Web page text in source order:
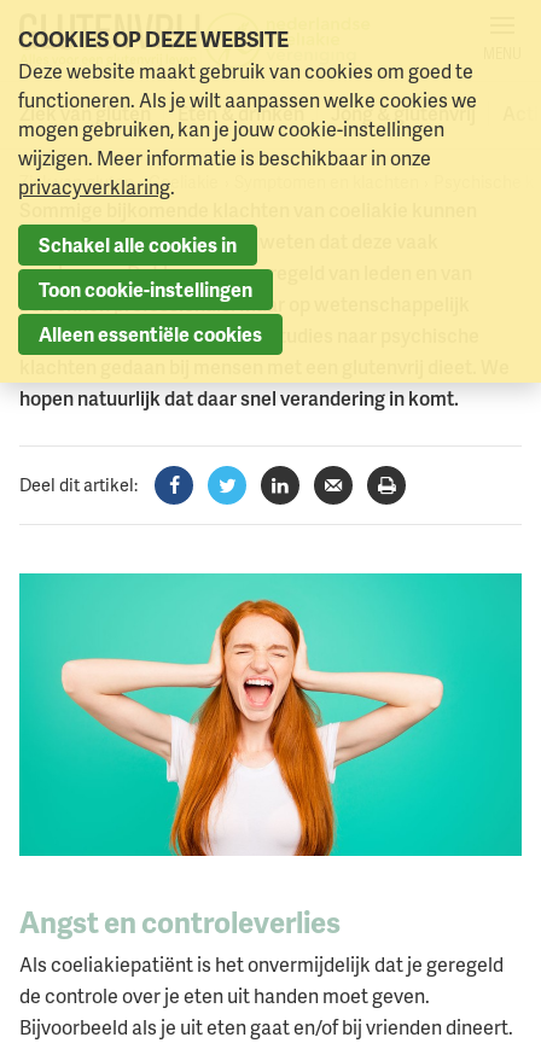
Naar menu Naar hoofdinhoud
Ziek van gluten Eten & drinken Jong & glutenvrij
Ziek van gluten Coeliakie
SYMPTOMEN EN KLACHTEN
Psychische klachten bij
volwassenen
psychisch van aard zijn. We weten dat deze vaak
voorkomen. Dat horen we geregeld van leden en van
betrokken professionals. Maar op wetenschappelijk
gebied zijn er nog niet zoveel studies naar psychische
hopen natuurlijk dat daar snel verandering in komt.
Deel dit artikel:
Facebook
TwitterLinkedInVerzenden
Printen
Angst en controleverlies
Als coeliakiepatiënt is het onvermijdelijk dat je geregeld
de controle over je eten uit handen moet geven.
Bijvoorbeeld als je uit eten gaat en/of bij vrienden dineert.
COOKIES OP DEZE WEBSITE
Deze website maakt gebruik van cookies om goed te
functioneren. Als je wilt aanpassen welke cookies we
mogen gebruiken, kan je jouw cookie-instellingen
wijzigen. Meer informatie is beschikbaar in onze
privacyverklaring.
Schakel alle cookies in
Toon cookie-instellingen
Alleen essentiële cookies